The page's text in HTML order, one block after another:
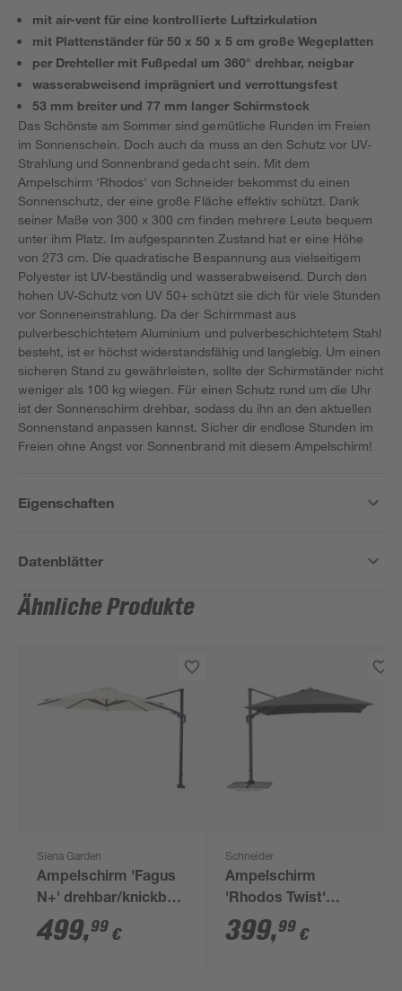
mit air-vent für eine kontrollierte Luftzirkulation
mit Plattenständer für 50 x 50 x 5 cm große Wegeplatten
per Drehteller mit Fußpedal um 360° drehbar, neigbar
wasserabweisend imprägniert und verrottungsfest
53 mm breiter und 77 mm langer Schirmstock
Das Schönste am Sommer sind gemütliche Runden im Freien
im Sonnenschein. Doch auch da muss an den Schutz vor UV-
Strahlung und Sonnenbrand gedacht sein. Mit dem
Ampelschirm 'Rhodos' von Schneider bekommst du einen
Sonnenschutz, der eine große Fläche effektiv schützt. Dank
seiner Maße von 300 x 300 cm finden mehrere Leute bequem
unter ihm Platz. Im aufgespannten Zustand hat er eine Höhe
von 273 cm. Die quadratische Bespannung aus vielseitigem
Polyester ist UV-beständig und wasserabweisend. Durch den
hohen UV-Schutz von UV 50+ schützt sie dich für viele Stunden
vor Sonneneinstrahlung. Da der Schirmmast aus
pulverbeschichtetem Aluminium und pulverbeschichtetem Stahl
besteht, ist er höchst widerstandsfähig und langlebig. Um einen
sicheren Stand zu gewährleisten, sollte der Schirmständer nicht
weniger als 100 kg wiegen. Für einen Schutz rund um die Uhr
ist der Sonnenschirm drehbar, sodass du ihn an den aktuellen
Sonnenstand anpassen kannst. Sicher dir endlose Stunden im
Freien ohne Angst vor Sonnenbrand mit diesem Ampelschirm!
Eigenschaften
Datenblätter
Ähnliche Produkte
Siena Garden
Ampelschirm 'Fagus
N+' drehbar/knickbar
Ø 350 cm
499,99 €
Schneider
Ampelschirm
'Rhodos Twist'
drehbar/neigbar 300 x
300 cm
399,99 €